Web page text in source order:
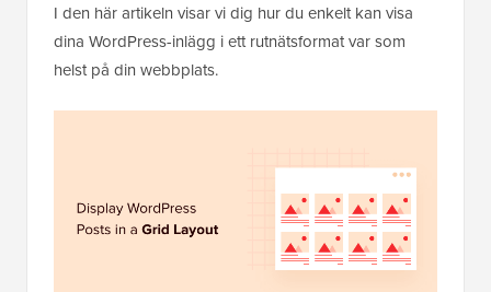
I den här artikeln visar vi dig hur du enkelt kan visa
dina WordPress-inlägg i ett rutnätsformat var som
helst på din webbplats.